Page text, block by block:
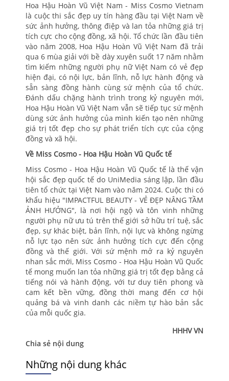
Hoa Hậu Hoàn Vũ Việt Nam - Miss Cosmo Vietnam
là cuộc thi sắc đẹp uy tín hàng đầu tại Việt Nam về
sức ảnh hưởng, thông điệp và lan tỏa những giá trị
tích cực cho cộng đồng, xã hội. Tổ chức lần đầu tiên
vào năm 2008, Hoa Hậu Hoàn Vũ Việt Nam đã trải
qua 6 mùa giải với bề dày xuyên suốt 17 năm nhằm
tìm kiếm những người phụ nữ Việt Nam có vẻ đẹp
hiện đại, có nội lực, bản lĩnh, nỗ lực hành động và
sẵn sàng đồng hành cùng sứ mệnh của tổ chức.
Đánh dấu chặng hành trình trong kỷ nguyên mới,
Hoa Hậu Hoàn Vũ Việt Nam vẫn sẽ tiếp tục sứ mệnh
dùng sức ảnh hưởng của mình kiến tạo nên những
giá trị tốt đẹp cho sự phát triển tích cực của cộng
đồng và xã hội.
Về Miss Cosmo - Hoa Hậu Hoàn Vũ Quốc tế
Miss Cosmo - Hoa Hậu Hoàn Vũ Quốc tế là thế vận
hội sắc đẹp quốc tế do UniMedia sáng lập, lần đầu
tiên tổ chức tại Việt Nam vào năm 2024. Cuộc thi có
khẩu hiệu "IMPACTFUL BEAUTY - VẺ ĐẸP NÂNG TẦM
ẢNH HƯỞNG", là nơi hội ngộ và tôn vinh những
người phụ nữ ưu tú trên thế giới sở hữu trí tuệ, sắc
đẹp, sự khác biệt, bản lĩnh, nội lực và không ngừng
nỗ lực tạo nên sức ảnh hưởng tích cực đến cộng
đồng và thế giới. Với sứ mệnh mở ra kỷ nguyên
nhan sắc mới, Miss Cosmo - Hoa Hậu Hoàn Vũ Quốc
tế mong muốn lan tỏa những giá trị tốt đẹp bằng cả
tiếng nói và hành động, với tư duy tiên phong và
cam kết bền vững, đồng thời mang đến cơ hội
quảng bá và vinh danh các niềm tự hào bản sắc
của mỗi quốc gia.
HHHV VN
Chia sẻ nội dung
Những nội dung khác